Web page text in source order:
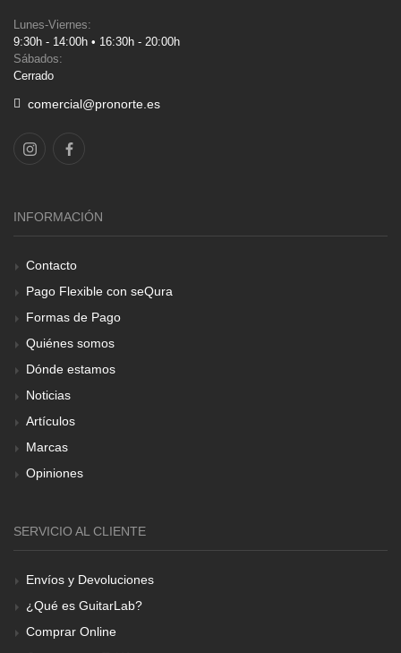
Lunes-Viernes:
9:30h - 14:00h • 16:30h - 20:00h
Sábados:
Cerrado
comercial@pronorte.es
INFORMACIÓN
Contacto
Pago Flexible con seQura
Formas de Pago
Quiénes somos
Dónde estamos
Noticias
Artículos
Marcas
Opiniones
SERVICIO AL CLIENTE
Envíos y Devoluciones
¿Qué es GuitarLab?
Comprar Online